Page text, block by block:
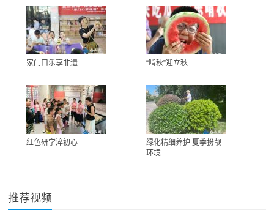
家门口乐享非遗 “啃秋”迎立秋
红色研学淬初心
绿化精细养护 夏季扮靓
环境
推荐视频